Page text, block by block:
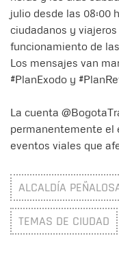
julio desde las 08:00
ciudadanos y
funcionamiento de
Los mensajes van
#PlanExodo y
La cuenta
permanentemente el
eventos viales que
ALCALDÍA
TEMAS DE CIUDAD